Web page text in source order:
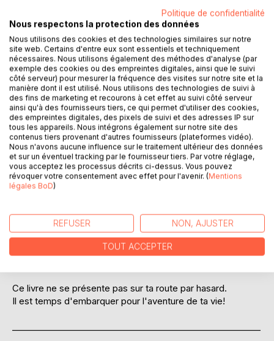
Ceux qui percent ne sont pas forcément les meilleurs, mais
ceux qui savent le mieux se vendre! La vérité, c'est qu'on
nous apprend partout comment jouer, mais nulle part
comment devenir acteur.
Le talent ne suffit pas pour décrocher les castings pros.
À présent, tu es sur le point de découvrir la pièce
manquante du puzzle. La méthode pour devenir Acteur
PRO sans trahir tes valeurs.
Au terme de ta lecture, tu auras appris entre autres:
- Quel est ton don unique d'acteur
- Le raccourci pour éviter de prendre 10 ans d'essais et
erreurs
- Comment te créer une carrière d'acteur à long terme
Ce livre ne se présente pas sur ta route par hasard.
Il est temps d'embarquer pour l'aventure de ta vie!
Politique de confidentialité
Nous respectons la protection des données
Nous utilisons des cookies et des technologies similaires sur notre
site web. Certains d'entre eux sont essentiels et techniquement
nécessaires. Nous utilisons également des méthodes d'analyse (par
exemple des cookies ou des empreintes digitales, ainsi que le suivi
côté serveur) pour mesurer la fréquence des visites sur notre site et la
manière dont il est utilisé. Nous utilisons des technologies de suivi à
des fins de marketing et recourons à cet effet au suivi côté serveur
ainsi qu'à des fournisseurs tiers, ce qui permet d'utiliser des cookies,
des empreintes digitales, des pixels de suivi et des adresses IP sur
tous les appareils. Nous intégrons également sur notre site des
contenus tiers provenant d'autres fournisseurs (plateformes vidéo).
Nous n'avons aucune influence sur le traitement ultérieur des données
et sur un éventuel tracking par le fournisseur tiers. Par votre réglage,
vous acceptez les processus décrits ci-dessus. Vous pouvez
révoquer votre consentement avec effet pour l'avenir. (Mentions
légales BoD)
REFUSER NON, AJUSTER
TOUT ACCEPTER